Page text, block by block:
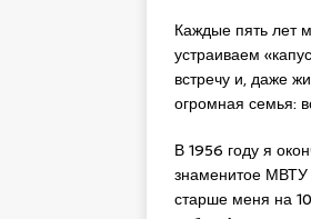
Каждые пять лет
устраиваем
встречу и, даже
огромная семья:
В 1956 году я
знаменитое МВТУ
старше меня на